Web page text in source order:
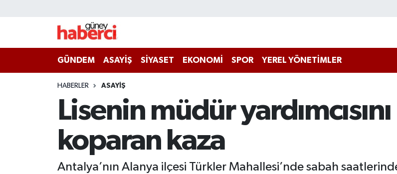
GÜNDEM ASAYİŞ SİYASET EKONOMİ SPOR YEREL YÖNETİMLER
HABERLER ASAYİŞ
Lisenin müdür
koparan kaza
Antalya’nın Alanya ilçesi Türkler Mahallesi’nde sabah
Haber Arşivi